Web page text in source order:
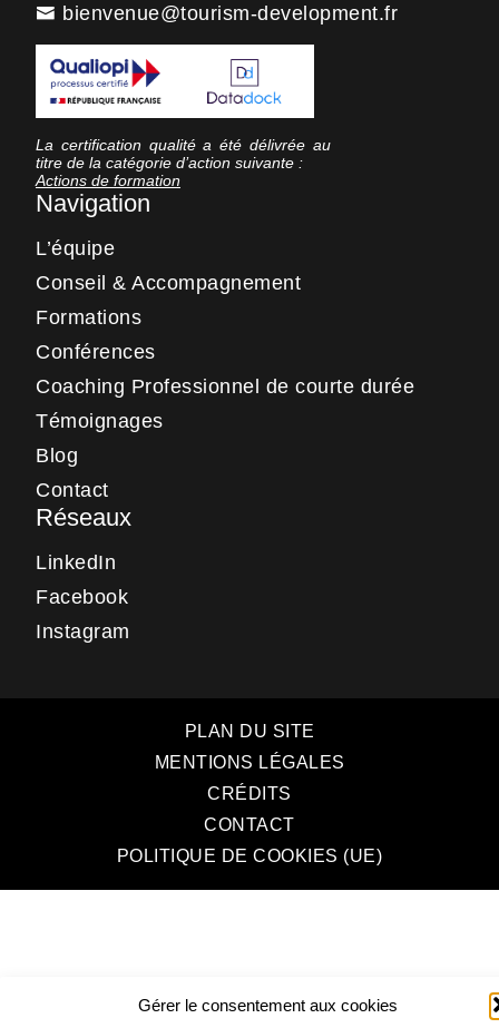
Gérer le consentement aux cookies
bienvenue@tourism-development.fr
La certification qualité a été délivrée au
titre de la catégorie d’action suivante :
Actions de formation
Navigation
L’équipe
Conseil & Accompagnement
Formations
Conférences
Coaching Professionnel de courte durée
Témoignages
Blog
Contact
Réseaux
LinkedIn
Facebook
Instagram
PLAN DU SITE
MENTIONS LÉGALES
CRÉDITS
CONTACT
POLITIQUE DE COOKIES (UE)